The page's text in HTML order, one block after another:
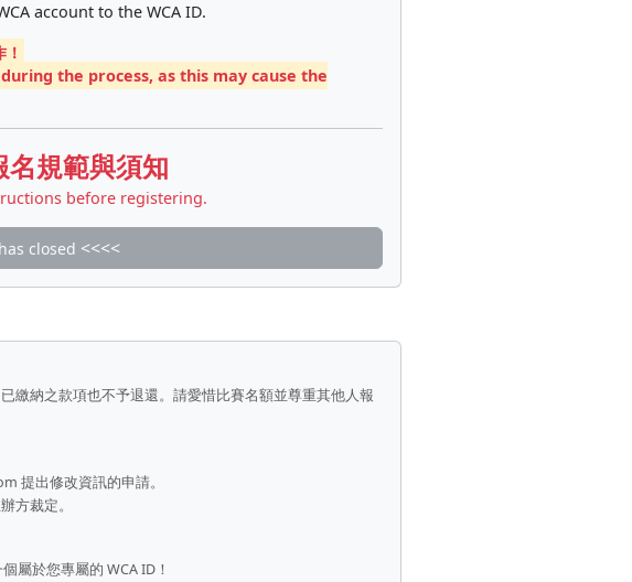
account to the WCA ID.
the process, as this may cause the
規範與須知
before registering.
closed <<<<
繳納之款項也不予退還。請愛惜比賽名額並尊重其他人報
提出修改資訊的申請。
方裁定。
屬於您專屬的 WCA ID！